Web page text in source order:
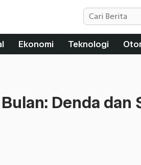
Ekonomi Teknologi
Denda dan